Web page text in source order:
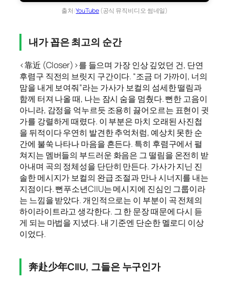
출처:YouTube(공식 뮤직비디오 썸네일)
내가 꼽은 최고의 순간
<靠近 (Closer)>를 들으며 가장 인상 깊었던 건, 단연
후렴구 직전의 브릿지 구간이다. “조금 더 가까이, 너의
맘을 내게 보여줘”라는 가사가 보컬의 섬세한 떨림과
함께 터져 나올 때, 나는 잠시 숨을 멈췄다. 뻔한 고음이
아니라, 감정을 억누르듯 조용히 끓어오르는 표현이 귓
가를 강렬하게 때렸다. 이 부분은 마치 오래된 사진첩
을 뒤적이다 우연히 발견한 추억처럼, 예상치 못한 순
간에 불쑥 나타나 마음을 흔든다. 특히 후렴구에서 펼
쳐지는 멤버들의 부드러운 화음은 그 떨림을 온전히 받
아내며 곡의 정체성을 단단히 만든다. 가사가 지닌 진
솔한 메시지가 보컬의 완급 조절과 만나 시너지를 내는
지점이다. 뻔푸소년CIIU는 메시지에 진심인 그룹이라
는 느낌을 받았다. 개인적으로는 이 부분이 곡 전체의
하이라이트라고 생각한다. 그 한 문장 때문에 다시 듣
게 되는 마법을 지녔다. 내 기준엔 단순한 멜로디 이상
이었다.
奔赴少年CIIU, 그들은 누구인가